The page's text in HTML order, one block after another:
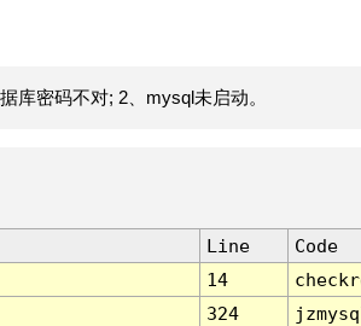
库密码不对; 2、mysql未启动。
Line
Code
14
324